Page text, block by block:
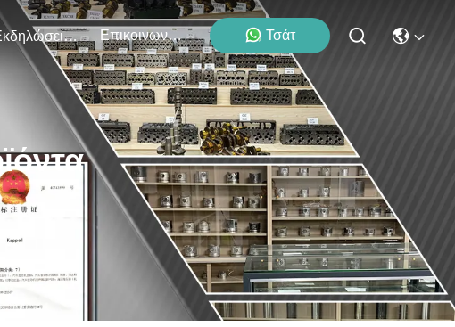
Εκδηλώσεις Επικοινωνήστε Μαζί Μας Τσάτ